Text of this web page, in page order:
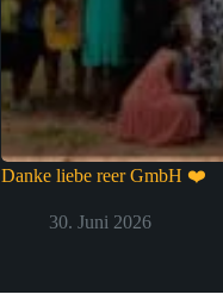
Danke liebe reer GmbH ❤️
30. Juni 2026